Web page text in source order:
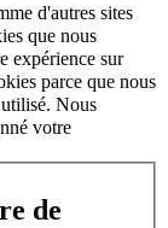
d'autres sites
que nous
expérience sur
parce que nous
Nous
votre
de